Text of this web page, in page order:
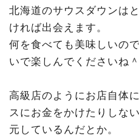
北海道のサウスダウンは
ければ出会えます。
何を食べても美味しいの
いで楽しんでくださいね＾
高級店のようにお店自体
スにお金をかけたりしな
元しているんだとか。